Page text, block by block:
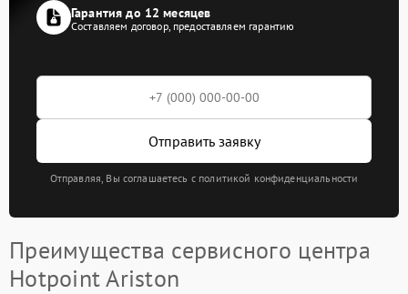
Гарантия до 12 месяцев
Составляем договор, предоставляем гарантию
Отправить заявку
Отправляя, Вы соглашаетесь с политикой конфиденциальности
Преимущества сервисного центра
Hotpoint Ariston